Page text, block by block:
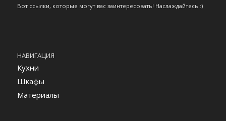
Вот ссылки, которые могут вас заинтересовать! Наслаждайтесь :)
НАВИГАЦИЯ
Кухни
Шкафы
Материалы